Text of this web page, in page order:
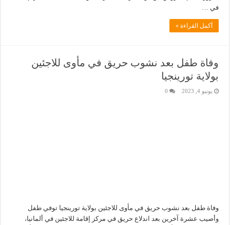
في …
أكمل القراءة »
وفاة طفل بعد نشوب حريق في مأوى للاجئين
بولاية تورينجيا
يونيو 4, 2023 0
وفاة طفل بعد نشوب حريق في مأوى للاجئين بولاية تورينجيا توفي طفل
وأصيب عشرة آخرين بعد اندلاع حريق في مركز إقامة للاجئين في ألمانيا،